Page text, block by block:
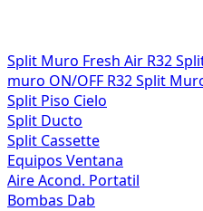
Split Muro Fresh Air R32
muro ON/OFF R32Split
Split Piso Cielo
Split Ducto
Split Cassette
Equipos Ventana
Aire Acond. Portatil
Bombas Dab